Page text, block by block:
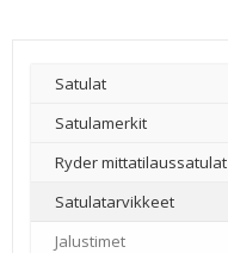
Satulat
Satulamerkit
Ryder mittatilaussatulat
Satulatarvikkeet
–
Jalustimet